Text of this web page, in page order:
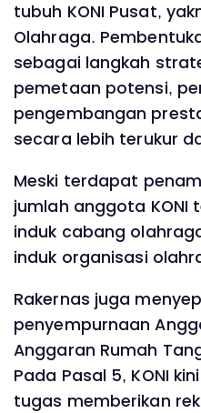
tubuh KONI Pusat,
Olahraga.
sebagai langkah
pemetaan potensi,
pengembangan
secara lebih terukur
Meski terdapat
jumlah anggota KONI
induk cabang
induk organisasi
Rakernas juga
penyempurnaan
Anggaran Rumah
Pada Pasal 5, KONI
tugas memberikan